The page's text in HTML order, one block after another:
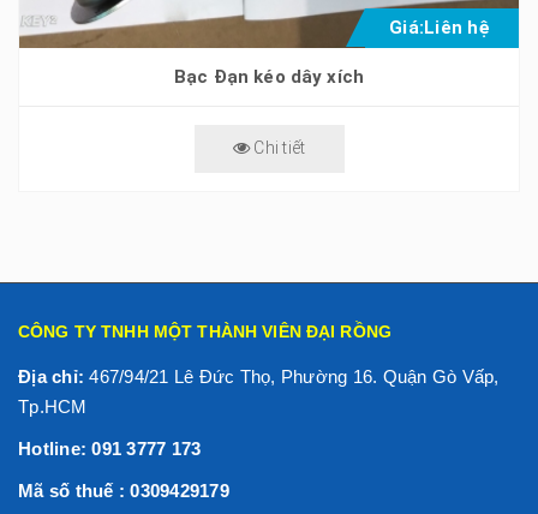
Giá:Liên hệ
Bạc Đạn kéo dây xích
Chi tiết
CÔNG TY TNHH MỘT THÀNH VIÊN ĐẠI RỒNG
Địa chỉ:467/94/21 Lê Đức Thọ, Phường 16. Quận Gò Vấp,
Tp.HCM
Hotline: 091 3777 173
Mã số thuế : 0309429179